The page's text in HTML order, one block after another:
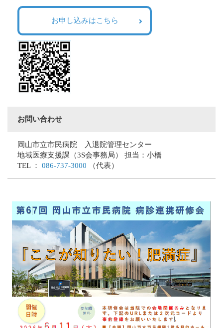
お申し込みはこちら
お問い合わせ
岡山市立市民病院 入退院管理センター
地域医療支援課（3S会事務局） 担当：小橋
TEL ： 086-737-3000 （代表）